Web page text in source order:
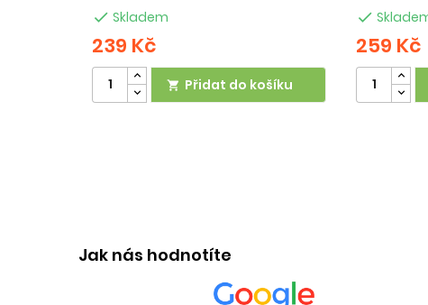
 Skladem
239 Kč
 Přidat do košíku

259 Kč
Jak nás hodnotíte